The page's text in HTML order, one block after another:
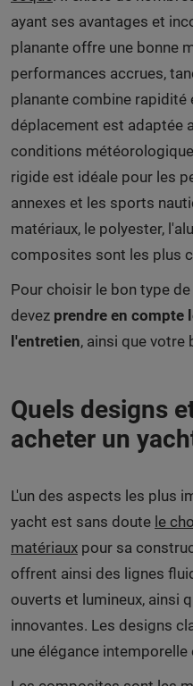
ayant ses avantages et
planante offre une bonne
performances accrues,
planante combine rapidité
déplacement est adaptée
conditions
rigide est idéale pour les
annexes et les sports
matériaux, le polyester,
composites sont les plus
Pour choisir le bon type
devez prendre en compte
l'entretien, ainsi que votre
Quels designs
acheter un
L'un des aspects les plus
yacht est sans doute le
matériaux pour sa
offrent ainsi des lignes
ouverts et lumineux, ainsi
innovantes. Les designs
une élégance